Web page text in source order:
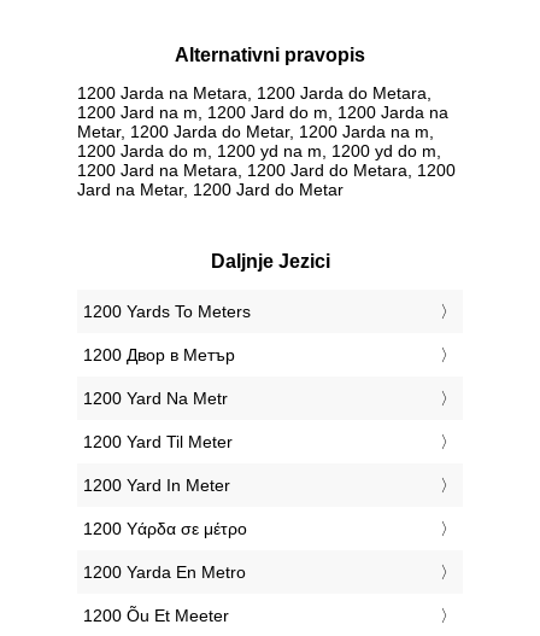
Alternativni pravopis
1200 Jarda na Metara, 1200 Jarda do Metara,
1200 Jard na m, 1200 Jard do m, 1200 Jarda na
Metar, 1200 Jarda do Metar, 1200 Jarda na m,
1200 Jarda do m, 1200 yd na m, 1200 yd do m,
1200 Jard na Metara, 1200 Jard do Metara, 1200
Jard na Metar, 1200 Jard do Metar
Daljnje Jezici
‎1200 Yards To Meters
‎1200 Двор в Метър
‎1200 Yard Na Metr
‎1200 Yard Til Meter
‎1200 Yard In Meter
‎1200 Υάρδα σε μέτρο
‎1200 Yarda En Metro
‎1200 Õu Et Meeter